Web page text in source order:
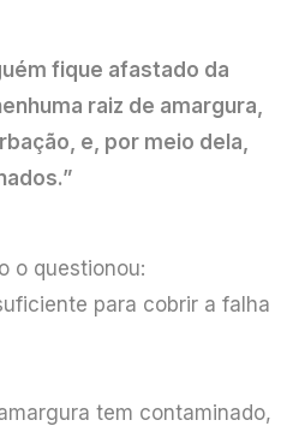
fique afastado da
raiz de amargura,
e, por meio dela,
o questionou:
para cobrir a falha
tem contaminado,